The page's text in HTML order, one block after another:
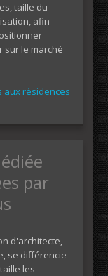
taille du
afin
sur le marché
aux résidences
par
d'architecte,
se différencie
les